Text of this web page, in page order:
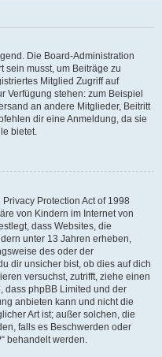
Die Board-Administration
sein musst, um Beiträge zu
Mitglied Zugriff auf
Verfügung stehen: zum Beispiel
an andere Mitglieder, Beitritt
dir eine Anmeldung, da sie
bietet.
Protection Act of 1998
von Kindern im Internet von
dass Websites, die
unter 13 Jahren erheben,
des oder der
dir unsicher bist, ob dies auf dich
versuchst, zutrifft, ziehe einen
dass phpBB Limited und der
anbieten kann und nicht die
Art ist; außer solchen, die
falls es Beschwerden oder
behandelt werden.